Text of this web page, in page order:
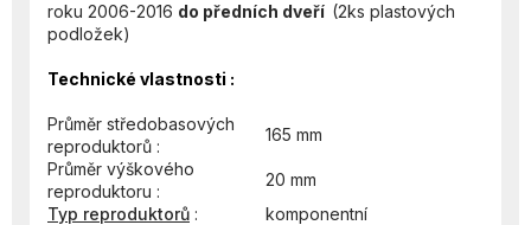
roku 2006-2016 do předních dveří (2ks plastových
podložek)
Technické vlastnosti :
Průměr středobasových
reproduktorů :
165 mm
Průměr výškového
reproduktoru :
20 mm
Typ reproduktorů :
komponentní